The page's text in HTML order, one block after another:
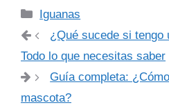
Categorías
Iguanas
¿Qué sucede si tengo
Todo lo que necesitas saber
Guía completa:
mascota?